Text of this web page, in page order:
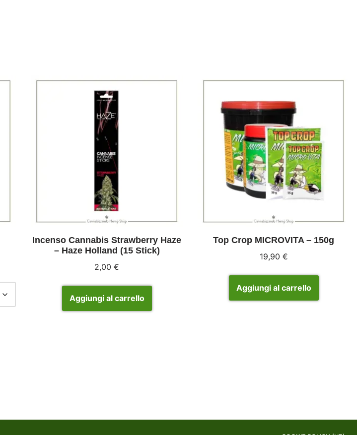
Incenso Cannabis Strawberry Haze
– Haze Holland (15 Stick)
2,00 €
Aggiungi al carrello
Top Crop MICROVITA – 150g
19,90 €
Aggiungi al carrello